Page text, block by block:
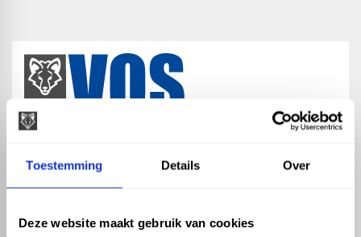
Toestemming Details Over
Deze website maakt gebruik van cookies
phone_enabled +31 416 75 02 55
mail info@vosproducts.nl